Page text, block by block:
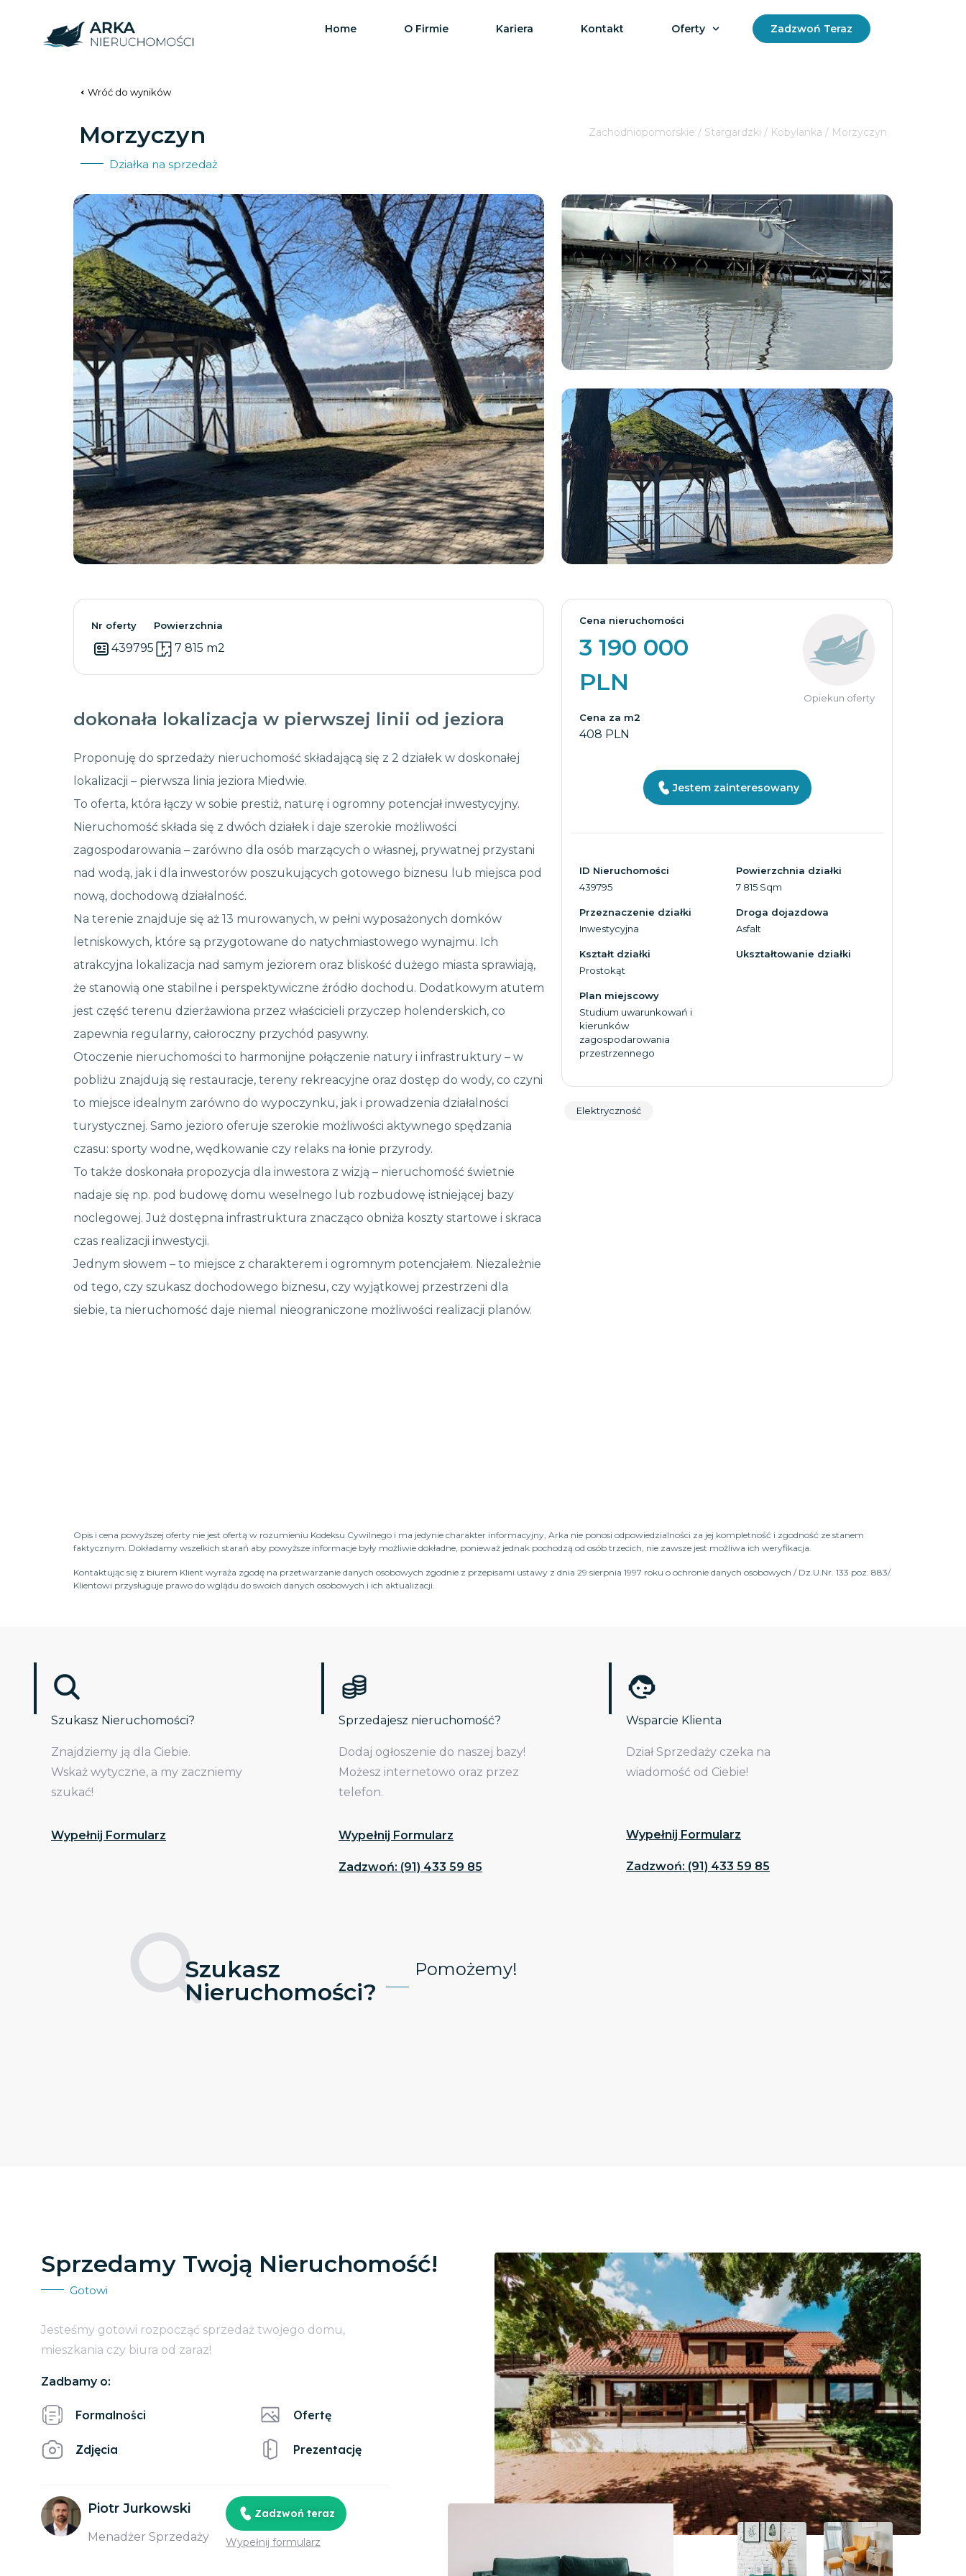
Home O Firmie Kariera Kontakt Oferty Zadzwoń Teraz
Wróć do wyników
Morzyczyn
Działka na sprzedaż
Zachodniopomorskie / Stargardzki / Kobylanka / Morzyczyn
Zobacz wszystkie
Nr oferty
439795
Powierzchnia
7 815 m2
dokonała lokalizacja w pierwszej linii od jeziora
Proponuję do sprzedaży nieruchomość składającą się z 2 działek w doskonałej
lokalizacji – pierwsza linia jeziora Miedwie.
To oferta, która łączy w sobie prestiż, naturę i ogromny potencjał inwestycyjny.
Nieruchomość składa się z dwóch działek i daje szerokie możliwości
zagospodarowania – zarówno dla osób marzących o własnej, prywatnej przystani
nad wodą, jak i dla inwestorów poszukujących gotowego biznesu lub miejsca pod
nową, dochodową działalność.
Na terenie znajduje się aż 13 murowanych, w pełni wyposażonych domków
letniskowych, które są przygotowane do natychmiastowego wynajmu. Ich
atrakcyjna lokalizacja nad samym jeziorem oraz bliskość dużego miasta sprawiają,
że stanowią one stabilne i perspektywiczne źródło dochodu. Dodatkowym atutem
jest część terenu dzierżawiona przez właścicieli przyczep holenderskich, co
zapewnia regularny, całoroczny przychód pasywny.
Otoczenie nieruchomości to harmonijne połączenie natury i infrastruktury – w
pobliżu znajdują się restauracje, tereny rekreacyjne oraz dostęp do wody, co czyni
to miejsce idealnym zarówno do wypoczynku, jak i prowadzenia działalności
turystycznej. Samo jezioro oferuje szerokie możliwości aktywnego spędzania
czasu: sporty wodne, wędkowanie czy relaks na łonie przyrody.
To także doskonała propozycja dla inwestora z wizją – nieruchomość świetnie
nadaje się np. pod budowę domu weselnego lub rozbudowę istniejącej bazy
noclegowej. Już dostępna infrastruktura znacząco obniża koszty startowe i skraca
czas realizacji inwestycji.
Jednym słowem – to miejsce z charakterem i ogromnym potencjałem. Niezależnie
od tego, czy szukasz dochodowego biznesu, czy wyjątkowej przestrzeni dla
siebie, ta nieruchomość daje niemal nieograniczone możliwości realizacji planów.
Cena nieruchomości
3 190 000
PLN
Cena za m2
408 PLN
Opiekun oferty
Jestem zainteresowany
ID Nieruchomości
439795
Powierzchnia działki
7 815 Sqm
Przeznaczenie działki
Inwestycyjna
Droga dojazdowa
Asfalt
Kształt działki
Prostokąt
Ukształtowanie działki
Plan miejscowy
Studium uwarunkowań i
kierunków
zagospodarowania
przestrzennego
Elektryczność
Opis i cena powyższej oferty nie jest ofertą w rozumieniu Kodeksu Cywilnego i ma jedynie charakter informacyjny, Arka nie ponosi odpowiedzialności za jej kompletność i zgodność ze stanem
faktycznym. Dokładamy wszelkich starań aby powyższe informacje były możliwie dokładne, ponieważ jednak pochodzą od osób trzecich, nie zawsze jest możliwa ich weryfikacja.
Kontaktując się z biurem Klient wyraża zgodę na przetwarzanie danych osobowych zgodnie z przepisami ustawy z dnia 29 sierpnia 1997 roku o ochronie danych osobowych / Dz.U.Nr. 133 poz. 883/.
Klientowi przysługuje prawo do wglądu do swoich danych osobowych i ich aktualizacji.
Szukasz Nieruchomości?
Znajdziemy ją dla Ciebie.
Wskaż wytyczne, a my zaczniemy
szukać!
Wypełnij Formularz
Sprzedajesz nieruchomość?
Dodaj ogłoszenie do naszej bazy!
Możesz internetowo oraz przez
telefon.
Wypełnij Formularz
Zadzwoń: (91) 433 59 85
Wsparcie Klienta
Dział Sprzedaży czeka na
wiadomość od Ciebie!
Wypełnij Formularz
Zadzwoń: (91) 433 59 85
Szukasz
Nieruchomości?
Pomożemy!
Sprzedamy Twoją Nieruchomość!
Gotowi
Jesteśmy gotowi rozpocząć sprzedaż twojego domu,
mieszkania czy biura od zaraz!
Zadbamy o:
Formalności
Zdjęcia
Ofertę
Prezentację
Piotr Jurkowski
Menadżer Sprzedaży
Zadzwoń teraz
Wypełnij formularz